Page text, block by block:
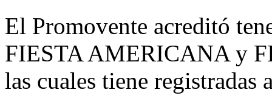
El Promovente acreditó
FIESTA AMERICANA y
las cuales tiene registradas